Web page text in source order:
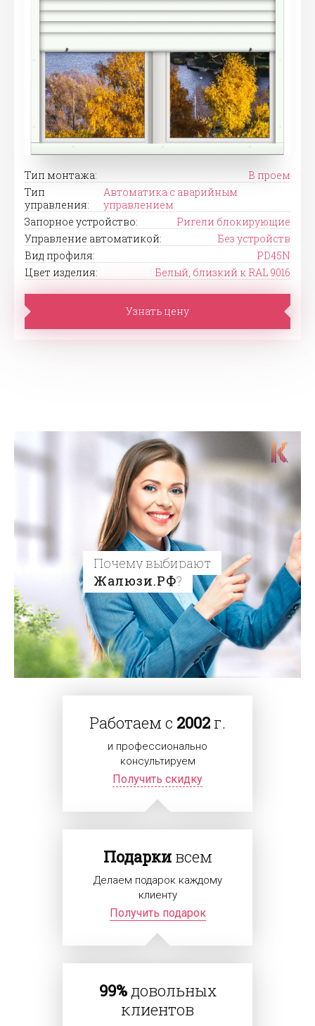
Тип монтажа:
В проем
Тип
управления:
Автоматика с аварийным
управлением
Запорное устройство:
Ригели блокирующие
Управление автоматикой:
Без устройств
Вид профиля:
PD45N
Цвет изделия:
Белый, близкий к RAL 9016
Узнать цену
Почему выбирают
Жалюзи.РФ?
Работаем с 2002 г.
и профессионально
консультируем
Получить скидку
Подаркивсем
Делаем подарок каждому
клиенту
Получить подарок
99%довольных
клиентов